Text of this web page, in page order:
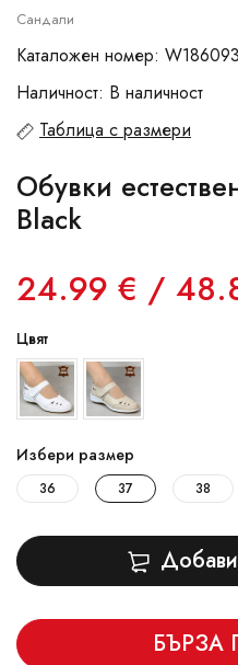
Сандали
Каталожен номер:
Наличност: В наличност
Таблица с размери
Обувки
Black
24.99 € /
Цвят
Избери размер
36 37 38
БЪРЗА